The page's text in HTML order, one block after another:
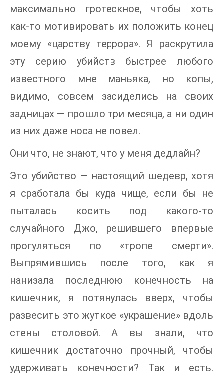
максимально гротескное, чтобы хоть
как-то мотивировать их положить конец
моему «царству террора». Я раскрутила
эту серию убийств быстрее любого
известного мне маньяка, но копы,
видимо, совсем засиделись на своих
задницах — прошло три месяца, а ни один
из них даже носа не повел.
Они что, не знают, что у меня дедлайн?
Это убийство — настоящий шедевр, хотя
я сработала бы куда чище, если бы не
пыталась косить под какого-то
случайного Джо, решившего впервые
прогуляться по «тропе смерти».
Выпрямившись после того, как я
нанизала последнюю конечность на
кишечник, я потянулась вверх, чтобы
развесить это жуткое «украшение» вдоль
стены столовой. А вы знали, что
кишечник достаточно прочный, чтобы
удерживать конечности? Так и есть.